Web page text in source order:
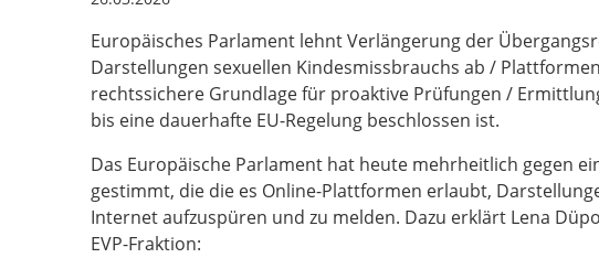
Europäisches Parlament lehnt Verlängerung der
Darstellungen sexuellen Kindesmissbrauchs ab /
rechtssichere Grundlage für proaktive Prüfungen /
bis eine dauerhafte EU-Regelung beschlossen ist.
Das Europäische Parlament hat heute mehrheitlich gegen
gestimmt, die die es Online-Plattformen erlaubt,
Internet aufzuspüren und zu melden. Dazu erklärt Lena
EVP-Fraktion: